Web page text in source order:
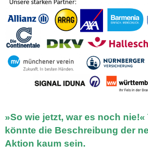
»So wie jetzt, war es noch nie!«
könnte die Beschreibung der
Aktion kaum sein.